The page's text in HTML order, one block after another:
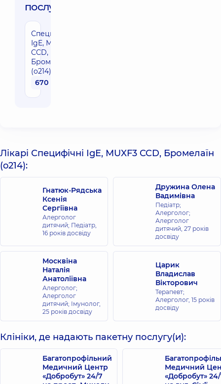
послуги:
Специфічні
IgE, MUXF3
CCD,
Бромелаїн
(o214)
670 грн
Лікарі Специфічні IgE, MUXF3 CCD, Бромелаїн
(o214):
Гнатюк-Рядська
Ксенія
Сергіївна
Алерголог
дитячий; Педіатр,
16 років досвіду
Дружина Олена
Вадимівна
Педіатр;
Алерголог;
Алерголог
дитячий, 27 років
досвіду
Москвіна
Наталія
Анатоліївна
Алерголог;
Алерголог
дитячий; Імунолог,
25 років досвіду
Царик
Владислав
Вікторович
Терапевт;
Алерголог, 15 років
досвіду
Клініки, де надають пакетну послугу(и):
Багатопрофільний
Медичний Центр
«Добробут» 24/7
Медичний
«Добробут»